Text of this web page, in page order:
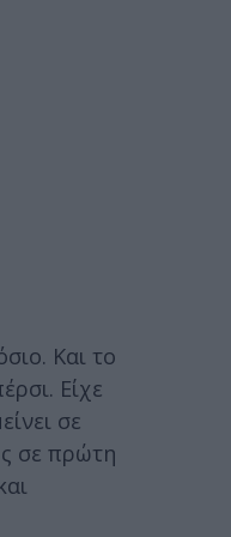
Και το
Είχε
σε
σε πρώτη